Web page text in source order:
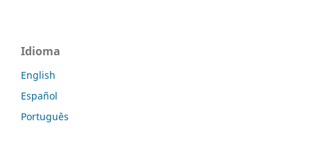
Idioma
English
Español
Português